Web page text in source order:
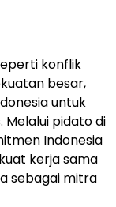
konflik
besar,
untuk
pidato di
Indonesia
kerja sama
sebagai mitra